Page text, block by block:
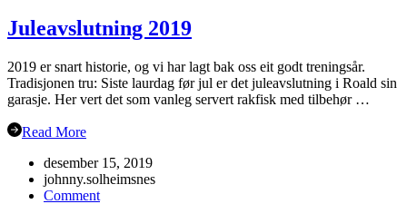
Juleavslutning 2019
2019 er snart historie, og vi har lagt bak oss eit godt treningsår.
Tradisjonen tru: Siste laurdag før jul er det juleavslutning i Roald sin
garasje. Her vert det som vanleg servert rakfisk med tilbehør …
Read More
desember 15, 2019
johnny.solheimsnes
Commenton